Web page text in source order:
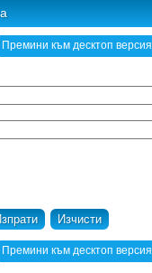
Премини към десктоп версия
Премини към десктоп версия